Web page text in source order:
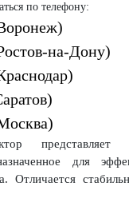
по телефону:
на-Дону)
представляет
для
Отличается